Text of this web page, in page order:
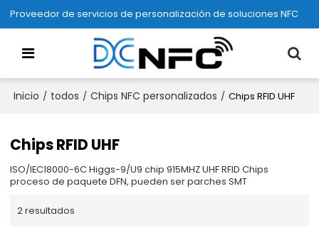
Proveedor de servicios de personalización de soluciones NFC
Inicio / todos / Chips NFC personalizados / Chips RFID UHF
Chips RFID UHF
ISO/IEC18000-6C Higgs-9/U9 chip 915MHZ UHF RFID Chips
proceso de paquete DFN, pueden ser parches SMT
2 resultados